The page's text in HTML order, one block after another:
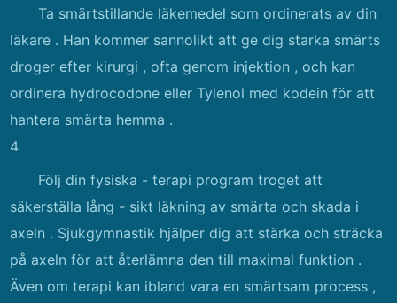
Ta smärtstillande läkemedel som ordinerats av din
läkare . Han kommer sannolikt att ge dig starka smärts
droger efter kirurgi , ofta genom injektion , och kan
ordinera hydrocodone eller Tylenol med kodein för att
hantera smärta hemma .
4
Följ din fysiska - terapi program troget att
säkerställa lång - sikt läkning av smärta och skada i
axeln . Sjukgymnastik hjälper dig att stärka och sträcka
på axeln för att återlämna den till maximal funktion .
Även om terapi kan ibland vara en smärtsam process ,